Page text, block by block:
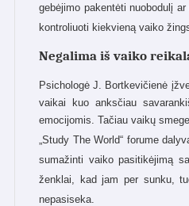
gebėjimo pakentėti nuobodulį
kontroliuoti kiekvieną vaiko
Negalima iš vaiko
Psichologė J. Bortkevičienė
vaikai kuo anksčiau
emocijomis. Tačiau vaikų
„Study The World“ forume
sumažinti vaiko pasitikėjimą
ženklai, kad jam per sunku,
nepasiseka.